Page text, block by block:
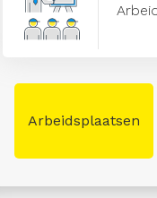
Arbeidsplaatsen